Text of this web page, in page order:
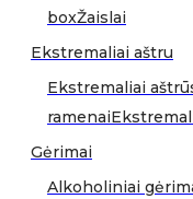
boxŽaislai
Ekstremaliai aštru
Ekstremaliai
ramenai
Gėrimai
Alkoholiniai